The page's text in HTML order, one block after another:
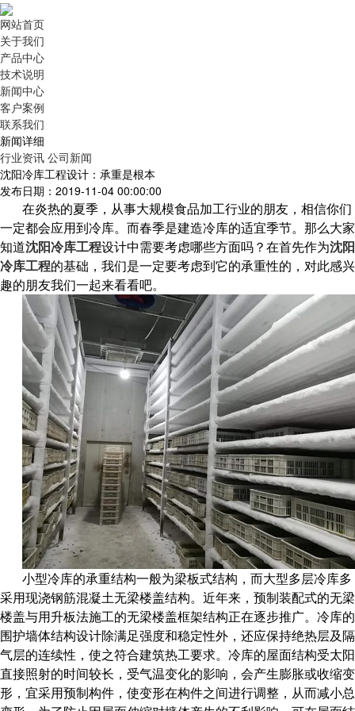
网站首页
关于我们
产品中心
技术说明
新闻中心
客户案例
联系我们
新闻详细
行业资讯 公司新闻
沈阳冷库工程设计：承重是根本
发布日期：2019-11-04 00:00:00
在炎热的夏季，从事大规模食品加工行业的朋友，相信你们
一定都会应用到冷库。而春季是建造冷库的适宜季节。那么大家
知道沈阳冷库工程设计中需要考虑哪些方面吗？在首先作为沈阳
冷库工程的基础，我们是一定要考虑到它的承重性的，对此感兴
趣的朋友我们一起来看看吧。
小型冷库的承重结构一般为梁板式结构，而大型多层冷库多
采用现浇钢筋混凝土无梁楼盖结构。近年来，预制装配式的无梁
楼盖与用升板法施工的无梁楼盖框架结构正在逐步推广。冷库的
围护墙体结构设计除满足强度和稳定性外，还应保持绝热层及隔
气层的连续性，使之符合建筑热工要求。冷库的屋面结构受太阳
直接照射的时间较长，受气温变化的影响，会产生膨胀或收缩变
形，宜采用预制构件，使变形在构件之间进行调整，从而减小总